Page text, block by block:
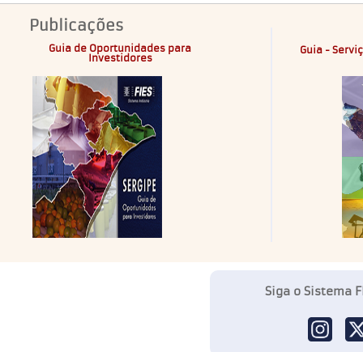
Publicações
Guia de Oportunidades para
Investidores
Guia -
Siga o Sistema